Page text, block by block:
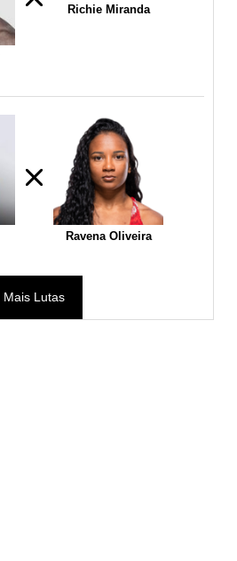
Richie Miranda
Ravena Oliveira
Mais Lutas